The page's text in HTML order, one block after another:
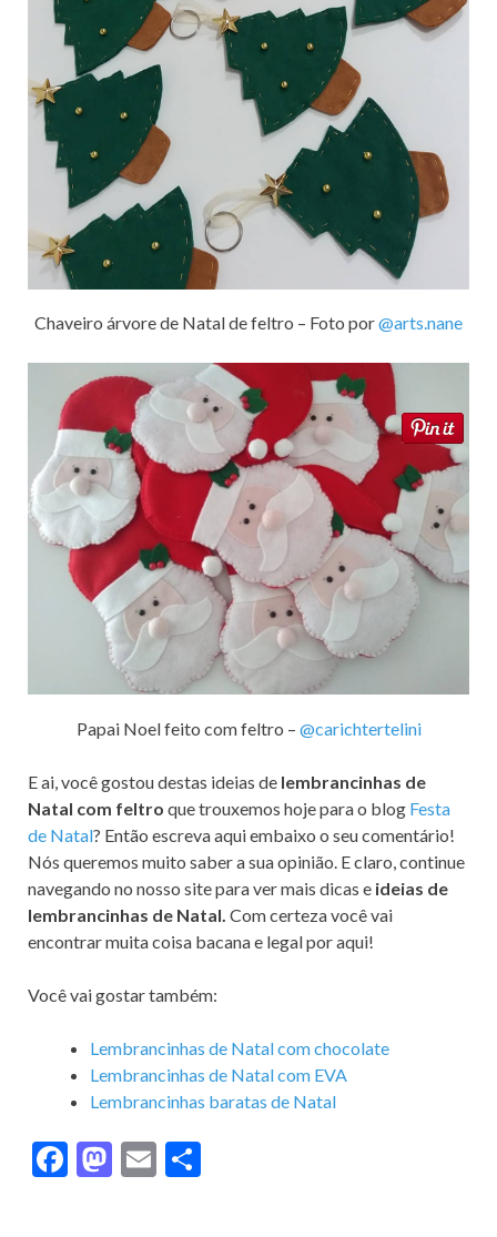
Chaveiro árvore de Natal de feltro – Foto por@arts.nane
Papai Noel feito com feltro – @carichtertelini
E ai, você gostou destas ideias de lembrancinhas de
Natal com feltro que trouxemos hoje para o blog Festa
de Natal? Então escreva aqui embaixo o seu comentário!
Nós queremos muito saber a sua opinião. E claro, continue
navegando no nosso site para ver mais dicas e ideias de
lembrancinhas de Natal. Com certeza você vai
encontrar muita coisa bacana e legal por aqui!
Você vai gostar também:
Lembrancinhas de Natal com chocolate
Lembrancinhas de Natal com EVA
Lembrancinhas baratas de Natal
F
M E